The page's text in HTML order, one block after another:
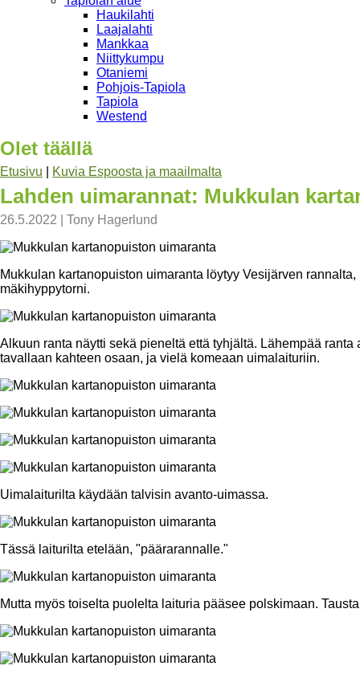
Haukilahti
Laajalahti
Mankkaa
Niittykumpu
Otaniemi
Pohjois-Tapiola
Tapiola
Westend
Olet täällä
Etusivu Kuvia Espoosta ja maailmalta
Lahden uimarannat: Mukkulan
26.5.2022 Tony Hagerlund
Mukkulan kartanopuiston uimaranta löytyy Vesijärven
mäkihyppytorni.
Alkuun ranta näytti sekä pieneltä että tyhjältä. Lähempää
tavallaan kahteen osaan, ja vielä komeaan uimalaituriin.
Uimalaiturilta käydään talvisin avanto-uimassa.
Tässä laiturilta etelään, "päärarannalle."
Mutta myös toiselta puolelta laituria pääsee polskimaan.